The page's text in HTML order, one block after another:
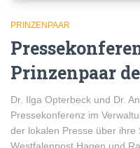
PRINZENPAAR
Prinzenpaar
Dr. Ilga Opterbeck und Dr.
Pressekonferenz im
der lokalen Presse über ihre